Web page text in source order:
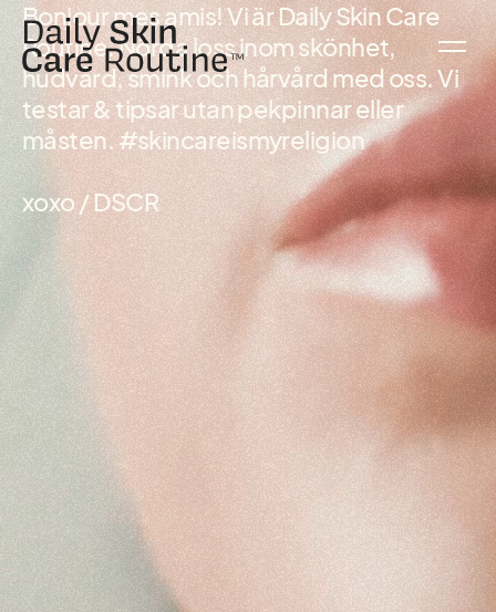
Bonjour mes amis! Vi är Daily Skin Care
Routine. Nörda loss inom skönhet,
hudvård, smink och hårvård med oss. Vi
testar & tipsar utan pekpinnar eller
måsten. #skincareismyreligion
xoxo / DSCR